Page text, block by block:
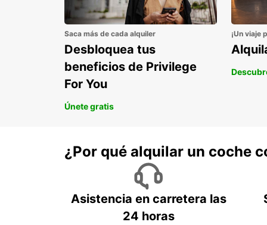
Saca más de cada alquiler
Desbloquea tus
beneficios de Privilege
For You
Únete gratis
¡Un viaje
¿Por qué alquilar un coche
Asistencia en carretera las
24 horas